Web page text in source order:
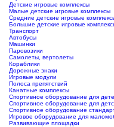
Детские игровые комплексы
Малые детские игровые комплексы
Средние детские игровые
Большие детские игровые
Транспорт
Автобусы
Машинки
Паровозики
Самолеты, вертолеты
Кораблики
Дорожные знаки
Игровые модули
Полоса препятствий
Канатные комплексы
Спортивное оборудование для
Спортивное оборудование для
Спортивное оборудование
Игровое оборудование для
Развивающие площадки